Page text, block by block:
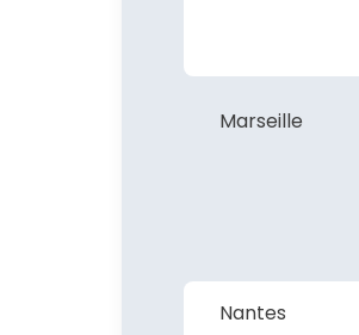
Marseille
Nantes